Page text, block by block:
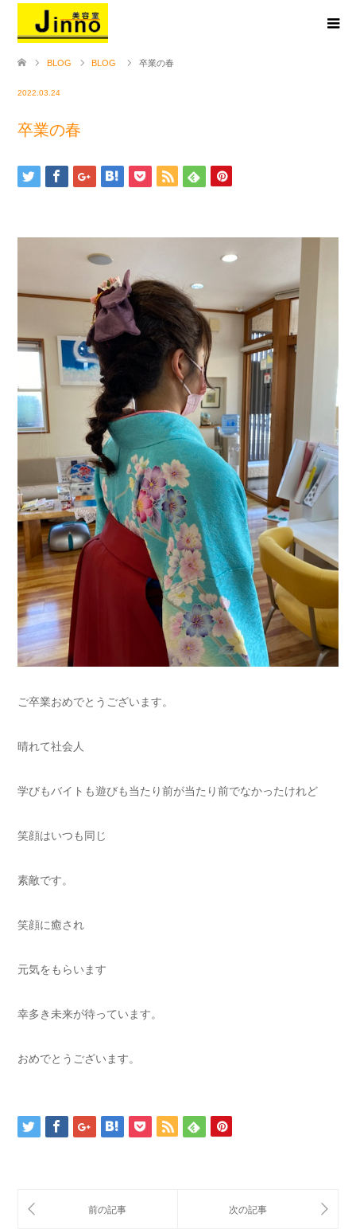
BLOG BLOG 卒業の春
2022.03.24
卒業の春
ご卒業おめでとうございます。
晴れて社会人
学びもバイトも遊びも当たり前が当たり前でなかったけれど
笑顔はいつも同じ
素敵です。
笑顔に癒され
元気をもらいます
幸多き未来が待っています。
おめでとうございます。